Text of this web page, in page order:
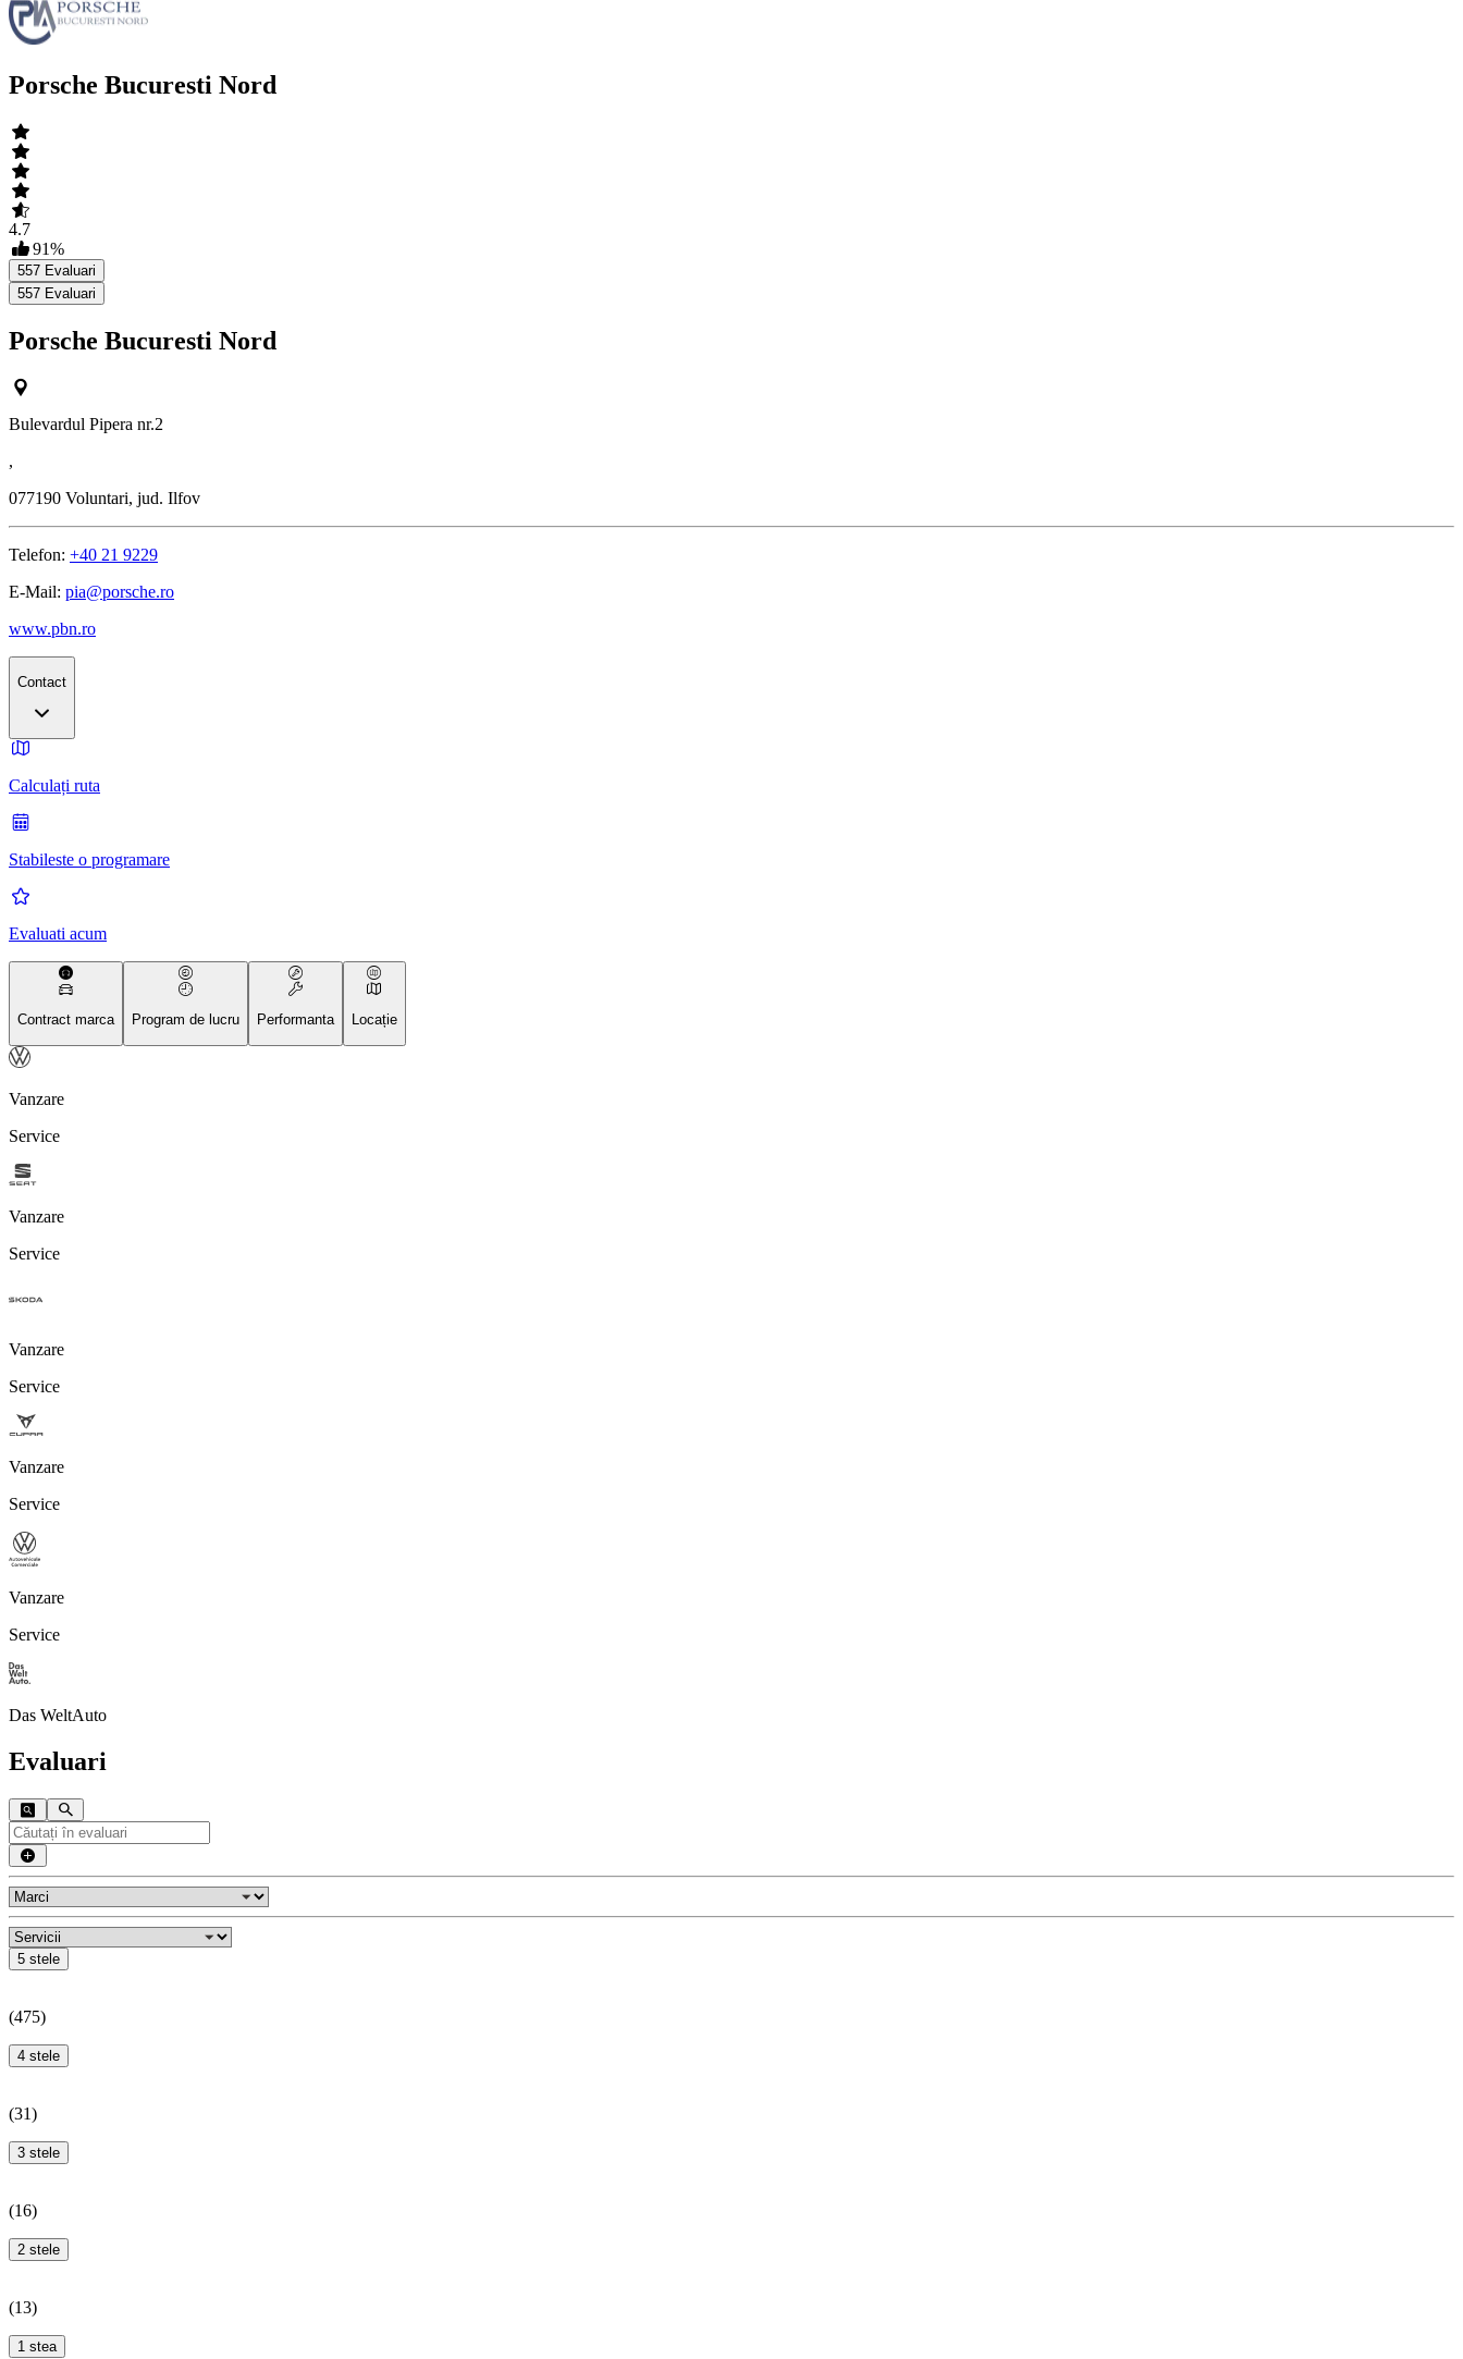
Porsche Bucuresti Nord
4.7
91%
557 Evaluari
557 Evaluari
Porsche Bucuresti Nord
Bulevardul Pipera nr.2
,
077190 Voluntari, jud. Ilfov
Telefon: +40 21 9229
E-Mail: pia@porsche.ro
www.pbn.ro
Contact
Calculați ruta
Stabileste o programare
Evaluati acum
Contract marca Program de lucru Performanta Locație
Vanzare
Service
Vanzare
Service
Vanzare
Service
Vanzare
Service
Vanzare
Service
Das WeltAuto
Evaluari
5 stele
(475)
4 stele
(31)
3 stele
(16)
2 stele
(13)
1 stea